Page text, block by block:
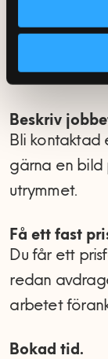
Så går
Beskriv
Bli kontaktad
gärna en
utrymmet.
Få ett fast
Du får ett
redan
arbetet
Bokad tid.